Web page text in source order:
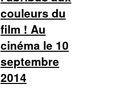
couleurs du
film ! Au
cinéma le 10
septembre
2014